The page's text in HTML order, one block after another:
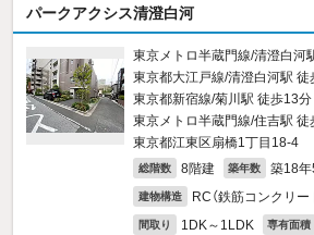
パークアクシス清澄白河
東京メトロ半蔵門線/清澄白河
東京都大江戸線/清澄白河駅 徒
東京都新宿線/菊川駅 徒歩13分
東京メトロ半蔵門線/住吉駅 徒
東京都江東区扇橋1丁目18-4
総階数 8階建 築年数 築18年
建物構造 RC（鉄筋コンクリー
間取り 1DK～1LDK 専有面積